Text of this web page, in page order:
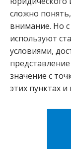
сложно
внимание. Но с
используют
условиями,
значение с
этих пунктах